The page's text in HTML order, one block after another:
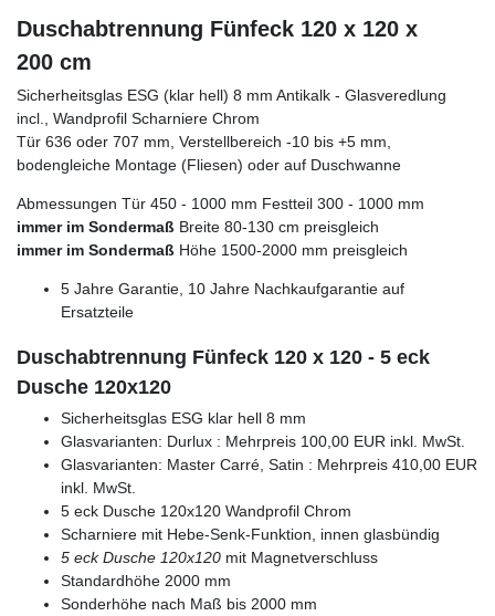
Duschabtrennung Fünfeck 120 x 120 x
200 cm
Sicherheitsglas ESG (klar hell) 8 mm Antikalk - Glasveredlung
incl., Wandprofil Scharniere Chrom
Tür 636 oder 707 mm, Verstellbereich -10 bis +5 mm,
bodengleiche Montage (Fliesen) oder auf Duschwanne
Abmessungen Tür 450 - 1000 mm Festteil 300 - 1000 mm
immer im Sondermaß Breite 80-130 cm preisgleich
immer im Sondermaß Höhe 1500-2000 mm preisgleich
5 Jahre Garantie, 10 Jahre Nachkaufgarantie auf
Ersatzteile
Duschabtrennung Fünfeck 120 x 120 - 5 eck
Dusche 120x120
Sicherheitsglas ESG klar hell 8 mm
Glasvarianten: Durlux : Mehrpreis 100,00 EUR inkl. MwSt.
Glasvarianten: Master Carré, Satin : Mehrpreis 410,00 EUR
inkl. MwSt.
5 eck Dusche 120x120 Wandprofil Chrom
Scharniere mit Hebe-Senk-Funktion, innen glasbündig
5 eck Dusche 120x120 mit Magnetverschluss
Standardhöhe 2000 mm
Sonderhöhe nach Maß bis 2000 mm